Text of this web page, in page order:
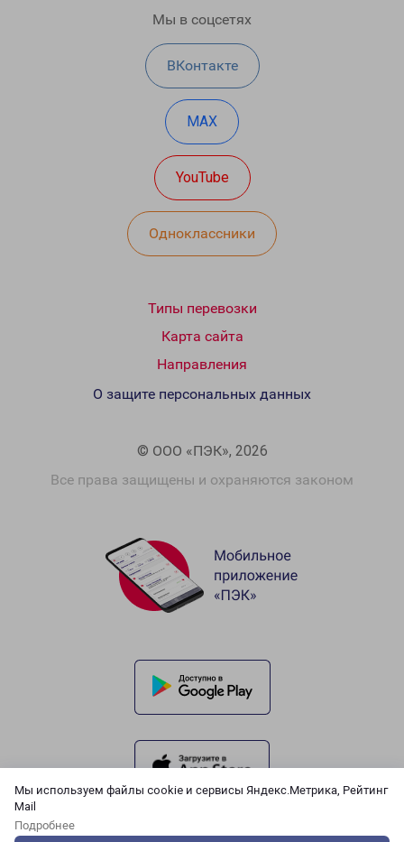
Мы используем файлы cookie и сервисы Яндекс.Метрика, Рейтинг
Mail
Подробнее
Мы в соцсетях
ВКонтакте
MAX
YouTube
Одноклассники
Типы перевозки
Карта сайта
Направления
© ООО «ПЭК», 2026
Все права защищены и охраняются законом
О защите персональных данных